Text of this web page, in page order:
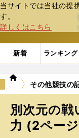
当サイトでは当社の提
す。
詳しくはこちら
web Sportiva
新着 ランキング
we
ポ
ル
テ
その他競技の
別次元の戦
力 (2ペー